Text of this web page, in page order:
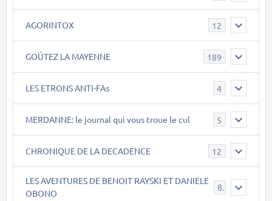
AGORINTOX 12
GOÛTEZ LA MAYENNE 189
LES ETRONS ANTI-FAs 4
MERDANNE: le journal qui vous troue le cul 5
CHRONIQUE DE LA DECADENCE 12
LES AVENTURES DE BENOIT RAYSKI ET DANIELE
OBONO
8